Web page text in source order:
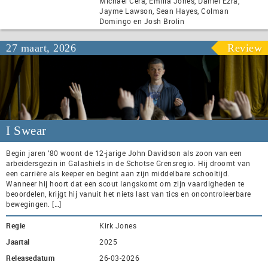
Jayme Lawson, Sean Hayes, Colman
Domingo en Josh Brolin
27 maart, 2026 Review
I Swear
Begin jaren ’80 woont de 12-jarige John Davidson als zoon van een
arbeidersgezin in Galashiels in de Schotse Grensregio. Hij droomt van
een carrière als keeper en begint aan zijn middelbare schooltijd.
Wanneer hij hoort dat een scout langskomt om zijn vaardigheden te
beoordelen, krijgt hij vanuit het niets last van tics en oncontroleerbare
bewegingen. […]
Regie
Kirk Jones
Jaartal
2025
Releasedatum
26-03-2026